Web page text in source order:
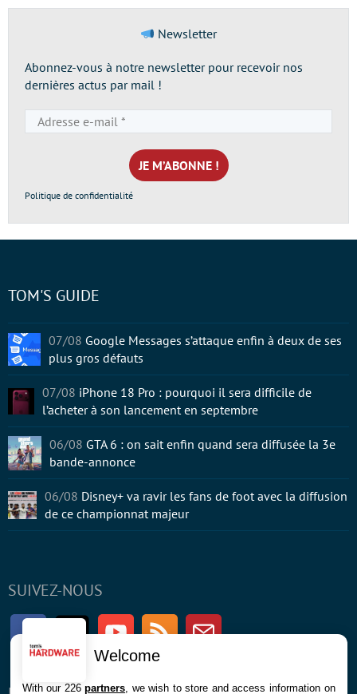
Newsletter
Abonnez-vous à notre newsletter pour recevoir nos
dernières actus par mail !
e-
mail
*
Politique de confidentialité
SUIVEZ-NOUS
FacebookTwitter Youtube RSS Newsletter
TOM'S GUIDE
07/08 Google Messages s’attaque enfin à deux de ses
plus gros défauts
07/08 iPhone 18 Pro : pourquoi il sera difficile de
l’acheter à son lancement en septembre
06/08 GTA 6 : on sait enfin quand sera diffusée la 3e
bande-annonce
06/08 Disney+ va ravir les fans de foot avec la diffusion
de ce championnat majeur
Welcome
With our 226partners , we wish to store and access information on